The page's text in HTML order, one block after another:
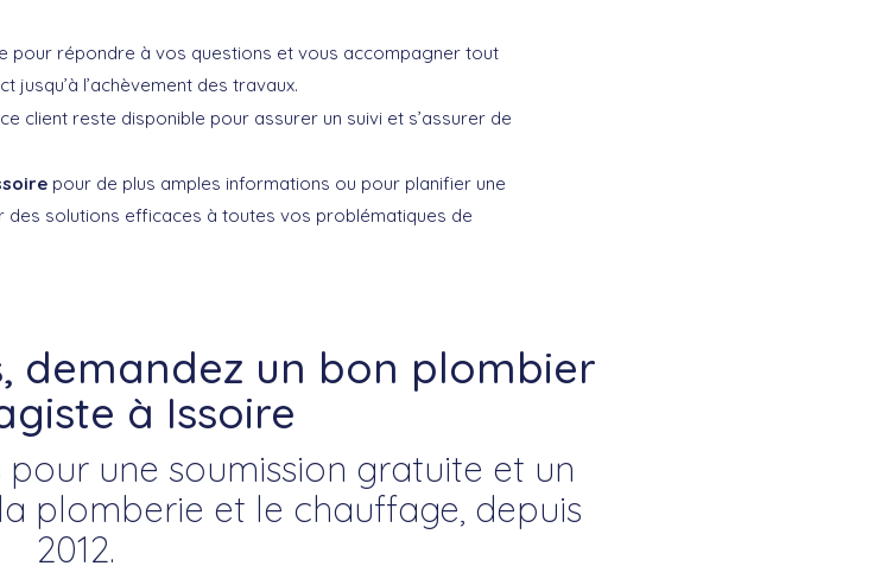
pour répondre à vos questions et vous accompagner tout
l’achèvement des travaux.
client reste disponible pour assurer un suivi et s’assurer de
pour de plus amples informations ou pour planifier une
solutions efficaces à toutes vos problématiques de
demandez un bon plombier
à Issoire
pour une soumission gratuite et un
plomberie et le chauffage, depuis
2012.